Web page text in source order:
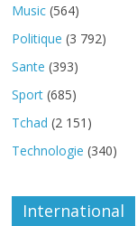
Music (564)
Politique (3 792)
Sante (393)
Sport (685)
Tchad (2 151)
Technologie (340)
International